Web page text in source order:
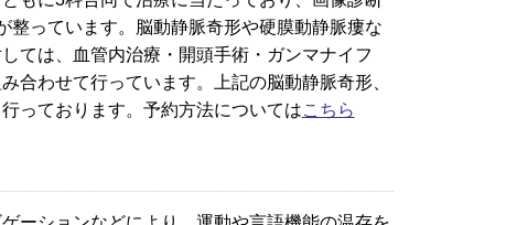
っています。脳動静脈奇形や硬膜動静脈瘻な
ては、血管内治療・開頭手術・ガンマナイフ
合わせて行っています。上記の脳動静脈奇形、
っております。予約方法についてはこちら